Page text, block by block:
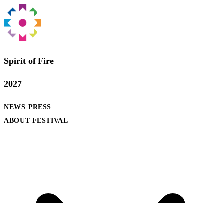
Spirit of Fire
2027
NEWS PRESS
ABOUT FESTIVAL